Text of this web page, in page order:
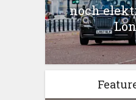
noch